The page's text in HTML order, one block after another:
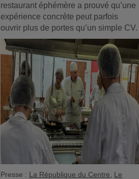
restaurant éphémère a prouvé qu’une
expérience concrète peut parfois
ouvrir plus de portes qu’un simple CV.
Presse : La République du Centre
Le